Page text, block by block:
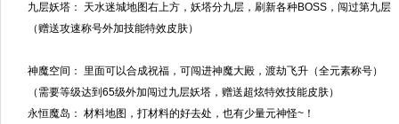
九层妖塔： 天水迷城地图右上方，妖塔分九层，刷新各种BOSS，闯过第九层
（赠送攻速称号外加技能特效皮肤）
神魔空间： 里面可以合成祝福，可闯进神魔大殿，渡劫飞升（全元素称号）
（需要等级达到65级外加闯过九层妖塔，赠送超炫特效技能皮肤）
永恒魔岛： 材料地图，打材料的好去处，也有少量元神怪~！